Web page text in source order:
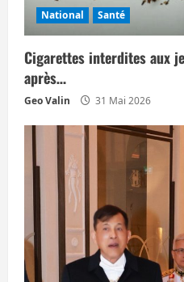
National Santé
Cigarettes interdites aux
après…
Geo Valin 31 Mai 2026